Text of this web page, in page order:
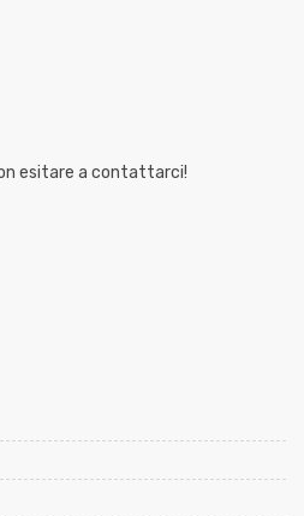
esitare a contattarci!